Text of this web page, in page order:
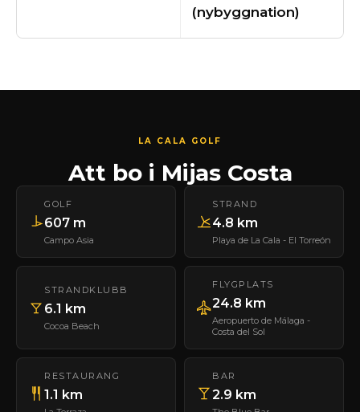
(nybyggnation)
LA CALA GOLF
Att bo i Mijas Costa
GOLF
607 m
Campo Asia
STRAND
4.8 km
Playa de La Cala - El Torreón
STRANDKLUBB
6.1 km
Cocoa Beach
FLYGPLATS
24.8 km
Aeropuerto de Málaga -
Costa del Sol
RESTAURANG
1.1 km
BAR
2.9 km